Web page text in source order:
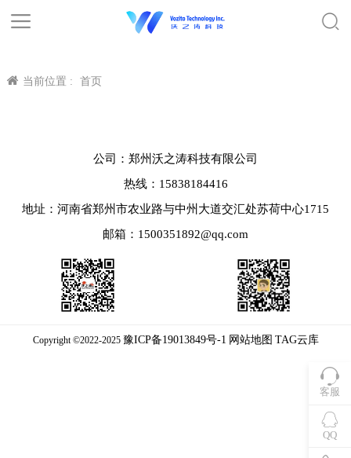
当前位置 : 首页
客服
QQ
公司：郑州沃之涛科技有限公司
热线：15838184416
地址：河南省郑州市农业路与中州大道交汇处苏荷中心1715
邮箱：1500351892@qq.com
Copyright ©2022-2025 豫ICP备19013849号-1 网站地图 TAG云库